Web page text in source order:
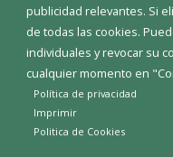
publicidad relevantes. Si
de todas las cookies.
individuales y revocar su
cualquier momento en
Política de privacidad
Imprimir
Politica de Cookies